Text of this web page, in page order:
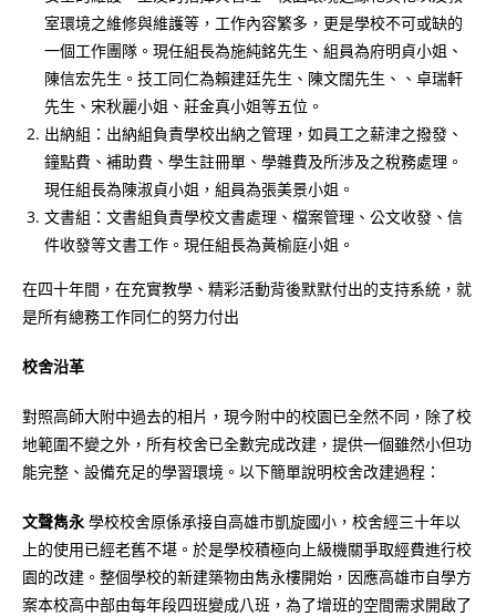
室環境之維修與維護等，工作內容繁多，更是學校不可或缺的
一個工作團隊。現任組長為施純銘先生、組員為府明貞小姐、
陳信宏先生。技工同仁為賴建廷先生、陳文闊先生、、卓瑞軒
先生、宋秋麗小姐、莊金真小姐等五位。
出納組：出納組負責學校出納之管理，如員工之薪津之撥發、
鐘點費、補助費、學生註冊單、學雜費及所涉及之稅務處理。
現任組長為陳淑貞小姐，組員為張美景小姐。
文書組：文書組負責學校文書處理、檔案管理、公文收發、信
件收發等文書工作。現任組長為黃榆庭小姐。
在四十年間，在充實教學、精彩活動背後默默付出的支持系統，就
是所有總務工作同仁的努力付出
校舍沿革
對照高師大附中過去的相片，現今附中的校園已全然不同，除了校
地範圍不變之外，所有校舍已全數完成改建，提供一個雖然小但功
能完整、設備充足的學習環境。以下簡單說明校舍改建過程：
文聲雋永 學校校舍原係承接自高雄市凱旋國小，校舍經三十年以
上的使用已經老舊不堪。於是學校積極向上級機關爭取經費進行校
園的改建。整個學校的新建築物由雋永樓開始，因應高雄市自學方
案本校高中部由每年段四班變成八班，為了增班的空間需求開啟了